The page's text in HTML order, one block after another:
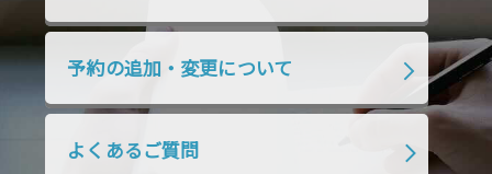
2019年4月
2018年7月 2018年6月
予約の追加・変更について
よくあるご質問